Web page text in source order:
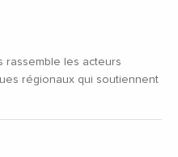
rassemble les acteurs
régionaux qui soutiennent